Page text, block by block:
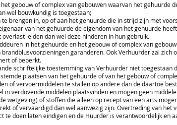
gebouw of complex van gebouwen waarvan het gehuurde
wel bouwkundig is toegestaan;
brengen in, op of aan het gehuurde die in strijd zijn met
van het gehuurde de eigendom van het gehuurde
leiden dan wel deze hinderen in hun gebruik.
in het gehuurde en het gebouw of complex van
garanderen. Ook Verhuurder zal zich
of beperkt.
schriftelijke toestemming van Verhuurder niet toegestaan
plaatsen van het gehuurde of van het gebouw of
of vervoermiddelen te stallen op andere dan de daartoe
verdovende middelen plaatsvinden en mogen geen
wetgeving) of stoffen die alleen op recept van een arts
of vervaardigd dan wel aanwezig zijn. Overtreding van
te doen laten eindigen en de Huurder is verantwoordelijk en